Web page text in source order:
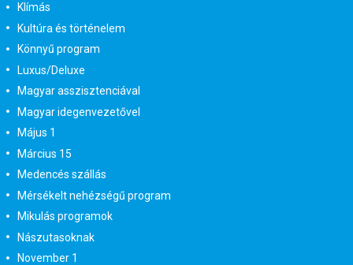
Klímás
Kultúra és történelem
Könnyű program
Luxus/Deluxe
Magyar asszisztenciával
Magyar idegenvezetővel
Május 1
Március 15
Medencés szállás
Mérsékelt nehézségű program
Mikulás programok
Nászutasoknak
November 1